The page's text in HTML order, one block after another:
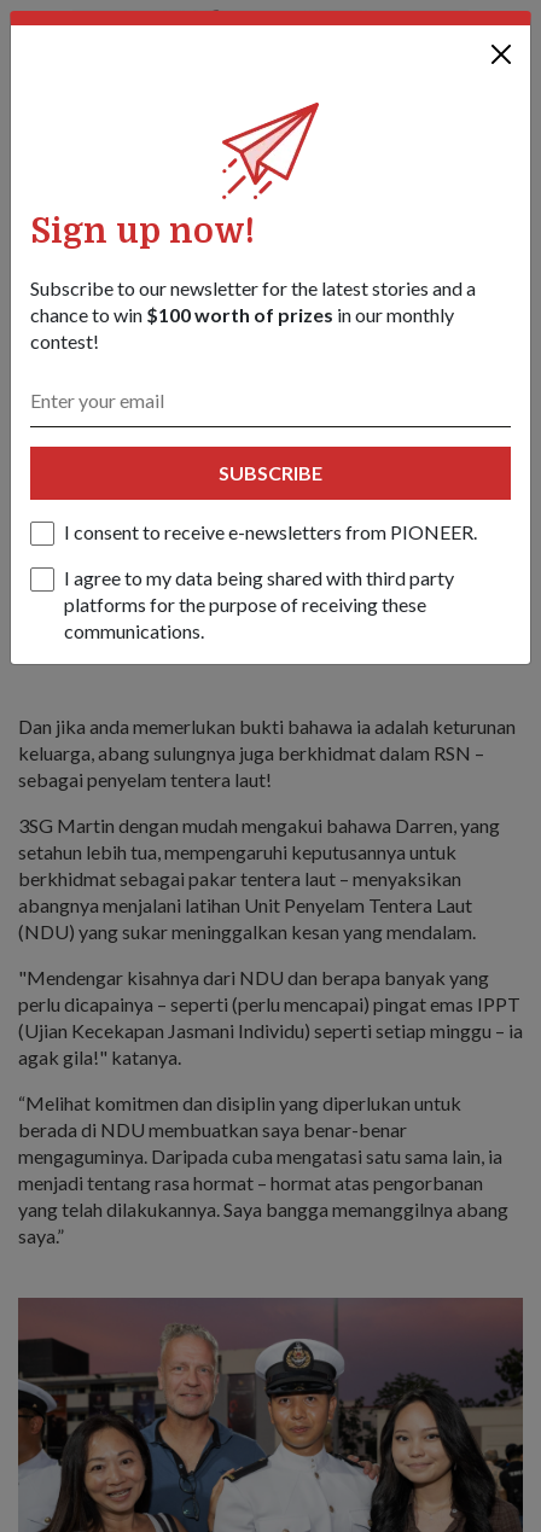
Sign up now!
Subscribe to our newsletter for the latest stories and a
chance to win $100 worth of prizes in our monthly
contest!
SUBSCRIBE
I consent to receive e-newsletters from PIONEER.
I agree to my data being shared with third party
platforms for the purpose of receiving these
communications.
Bermula muda: 3SG Martin ketika muda (kanan) memancing
bersama abang sulungnya Darren. Darren, yang setahun lebih
tua, berkhidmat NSnya dalam NDU.
Dan jika anda memerlukan bukti bahawa ia adalah keturunan
keluarga, abang sulungnya juga berkhidmat dalam RSN –
sebagai penyelam tentera laut!
3SG Martin dengan mudah mengakui bahawa Darren, yang
setahun lebih tua, mempengaruhi keputusannya untuk
berkhidmat sebagai pakar tentera laut – menyaksikan
abangnya menjalani latihan Unit Penyelam Tentera Laut
(NDU) yang sukar meninggalkan kesan yang mendalam.
"Mendengar kisahnya dari NDU dan berapa banyak yang
perlu dicapainya – seperti (perlu mencapai) pingat emas IPPT
(Ujian Kecekapan Jasmani Individu) seperti setiap minggu – ia
agak gila!" katanya.
“Melihat komitmen dan disiplin yang diperlukan untuk
berada di NDU membuatkan saya benar-benar
mengaguminya. Daripada cuba mengatasi satu sama lain, ia
menjadi tentang rasa hormat – hormat atas pengorbanan
yang telah dilakukannya. Saya bangga memanggilnya abang
saya.”